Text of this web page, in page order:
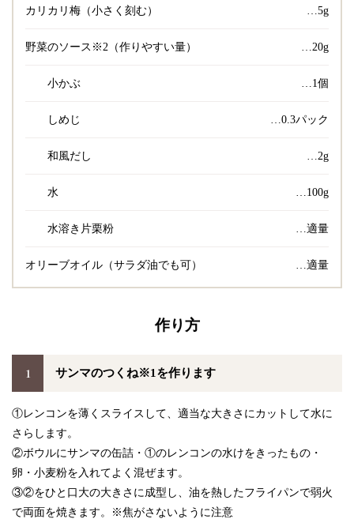
カリカリ梅（小さく刻む） …5g
野菜のソース※2（作りやすい量） …20g
小かぶ …1個
しめじ …0.3パック
和風だし …2g
水 …100g
水溶き片栗粉 …適量
オリーブオイル（サラダ油でも可） …適量
作り方
1 サンマのつくね※1を作ります
①レンコンを薄くスライスして、適当な大きさにカットして水に
さらします。
②ボウルにサンマの缶詰・①のレンコンの水けをきったもの・
卵・小麦粉を入れてよく混ぜます。
③②をひと口大の大きさに成型し、油を熱したフライパンで弱火
で両面を焼きます。※焦がさないように注意